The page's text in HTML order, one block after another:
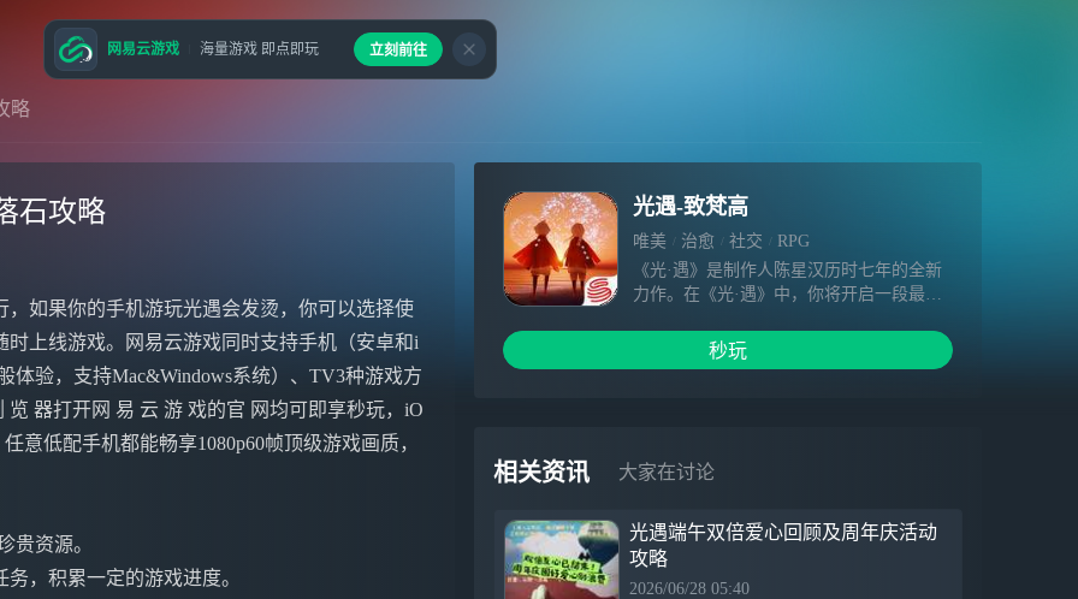
略
石攻略
如果你的手机游玩光遇会发烫，你可以选择使
上线游戏。网易云游戏同时支持手机（安卓和i
体验，支持Mac&Windows系统）、TV3种游戏方
器打开网 易 云 游 戏的官 网均可即享秒玩，iO
意低配手机都能畅享1080p60帧顶级游戏画质，
贵资源。
，积累一定的游戏进度。
光遇-致梵高
唯美 治愈 社交
RPG
《光·遇》是制作人陈星汉历时七年的全新
力作。在《光·遇》中，你将开启一段最暖
风，不期而遇的真挚美好，柔美的风云间充
满着温暖与感动，唤醒你心中最柔软的部
秒玩
相关资讯 大家在讨论
光遇端午双倍爱心回顾及周年庆活动
攻略
2026/06/28 05:40
网易云游戏 海量游戏 即点即玩 立刻前往